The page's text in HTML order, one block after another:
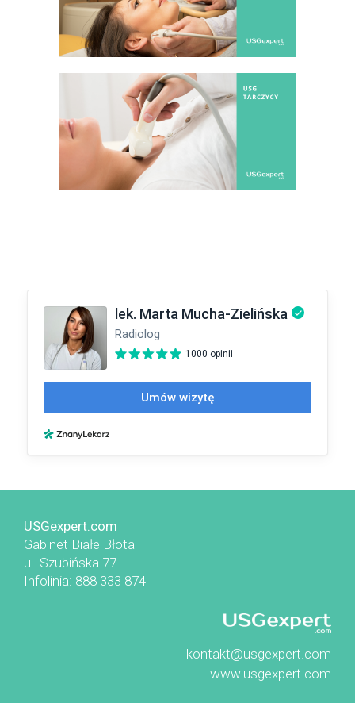
USGexpert.com
Gabinet Białe Błota
ul. Szubińska 77
Infolinia: 888 333 874
kontakt@usgexpert.com
www.usgexpert.com